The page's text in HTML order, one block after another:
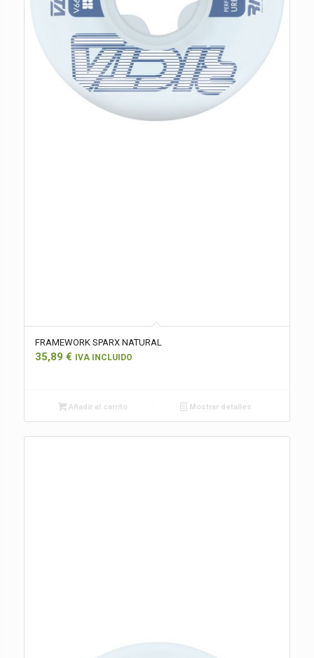
FRAMEWORK SPARX NATURAL
35,89 € IVA INCLUIDO
Añadir al carrito Mostrar detalles